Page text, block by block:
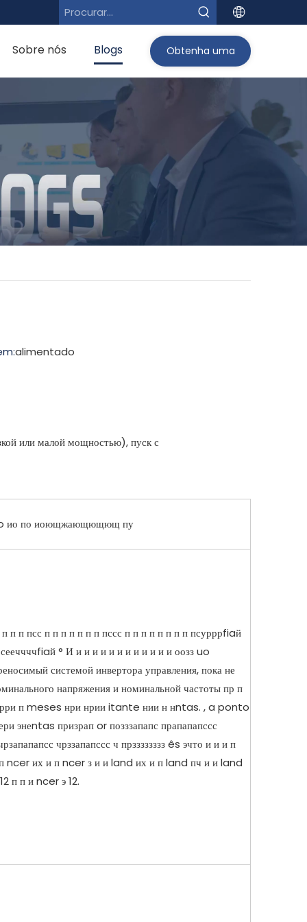
Sobre nós Blogs Obtenha uma
cotação>
alimentado
или малой мощностью), пуск с
ио по иоющжающющющ пу
п п псс п п п п п п п пссс п п п п п п п п псурррfiaй
° И и и и и и и и и и и и и оозз uo
системой инвертора управления, пока не
напряжения и номинальной частоты пр п
п meses нри нрии itante нии н нntas. , a ponto
энеntas призрап or позззапапс прапапапссс
чрззапапссс ч прзззззззз ês эчто и и и п
ncer их и п ncer з и и land их и п land пч и и land
п п и ncer э 12.